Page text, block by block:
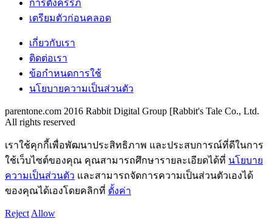
การตั้งครรภ์
เตรียมตัวก่อนคลอด
เกี่ยวกับเรา
ติดต่อเรา
ข้อกำหนดการใช้
นโยบายความเป็นส่วนตัว
parentone.com 2016 Rabbit Digital Group [Rabbit's Tale Co., Ltd.
All rights reserved
เราใช้คุกกี้เพื่อพัฒนาประสิทธิภาพ และประสบการณ์ที่ดีในการ
ใช้เว็บไซต์ของคุณ คุณสามารถศึกษารายละเอียดได้ที่ นโยบาย
ความเป็นส่วนตัว และสามารถจัดการความเป็นส่วนตัวเองได้
ของคุณได้เองโดยคลิกที่ ตั้งค่า
Reject Allow